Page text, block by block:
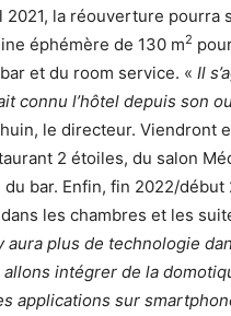
2021, la réouverture pourra
éphémère de 130 m2
et du room service. « Il
connu l’hôtel depuis son
le directeur. Viendront
2 étoiles, du salon
du bar. Enfin, fin 2022/début
les chambres et les
aura plus de technologie
intégrer de la
applications sur